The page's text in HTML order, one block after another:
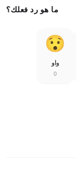
ما هو رد فعلك؟
واو
0